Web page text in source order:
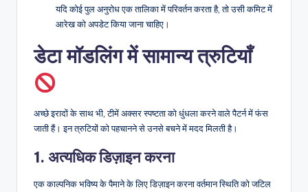
यदि कोई पुल अनुरोध एक तालिका में परिवर्तन करता है, तो उसी कमिट में
आरेख को अपडेट किया जाना चाहिए।
डेटा मॉडलिंग में सामान्य त्रुटियाँ
अच्छे इरादों के साथ भी, टीमें अक्सर स्पष्टता को धुंधला करने वाले पैटर्न में फंस
जाती हैं। इन त्रुटियों को पहचानने से उनसे बचने में मदद मिलती है।
1. अत्यधिक डिज़ाइन करना
एक काल्पनिक भविष्य के पैमाने के लिए डिज़ाइन करना वर्तमान स्थिति को जटिल